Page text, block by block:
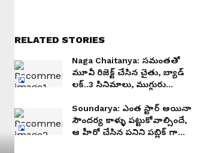
RELATED STORIES
Naga Chaitanya: సమంతతో
మూవీ రిజెక్ట్ చేసిన చైతు, బ్యాడ్
లక్..3 సినిమాలు, ముగ్గురు
Soundarya: ఎంత స్టార్ అయినా
సౌందర్య కాళ్ళు పట్టుకోవాల్సిందే,
ఆ హీరో చేసిన పనిని పబ్లిక్ గా